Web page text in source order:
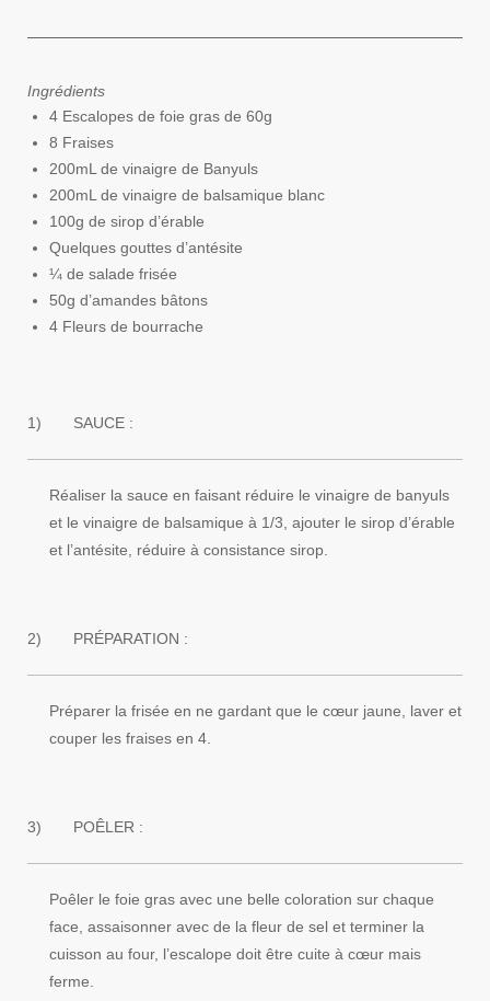
Ingrédients
4 Escalopes de foie gras de 60g
8 Fraises
200mL de vinaigre de Banyuls
200mL de vinaigre de balsamique blanc
100g de sirop d’érable
Quelques gouttes d’antésite
¼ de salade frisée
50g d’amandes bâtons
4 Fleurs de bourrache
1) SAUCE :
Réaliser la sauce en faisant réduire le vinaigre de banyuls
et le vinaigre de balsamique à 1/3, ajouter le sirop d’érable
et l’antésite, réduire à consistance sirop.
2) PRÉPARATION :
Préparer la frisée en ne gardant que le cœur jaune, laver et
couper les fraises en 4.
3) POÊLER :
Poêler le foie gras avec une belle coloration sur chaque
face, assaisonner avec de la fleur de sel et terminer la
cuisson au four, l’escalope doit être cuite à cœur mais
ferme.